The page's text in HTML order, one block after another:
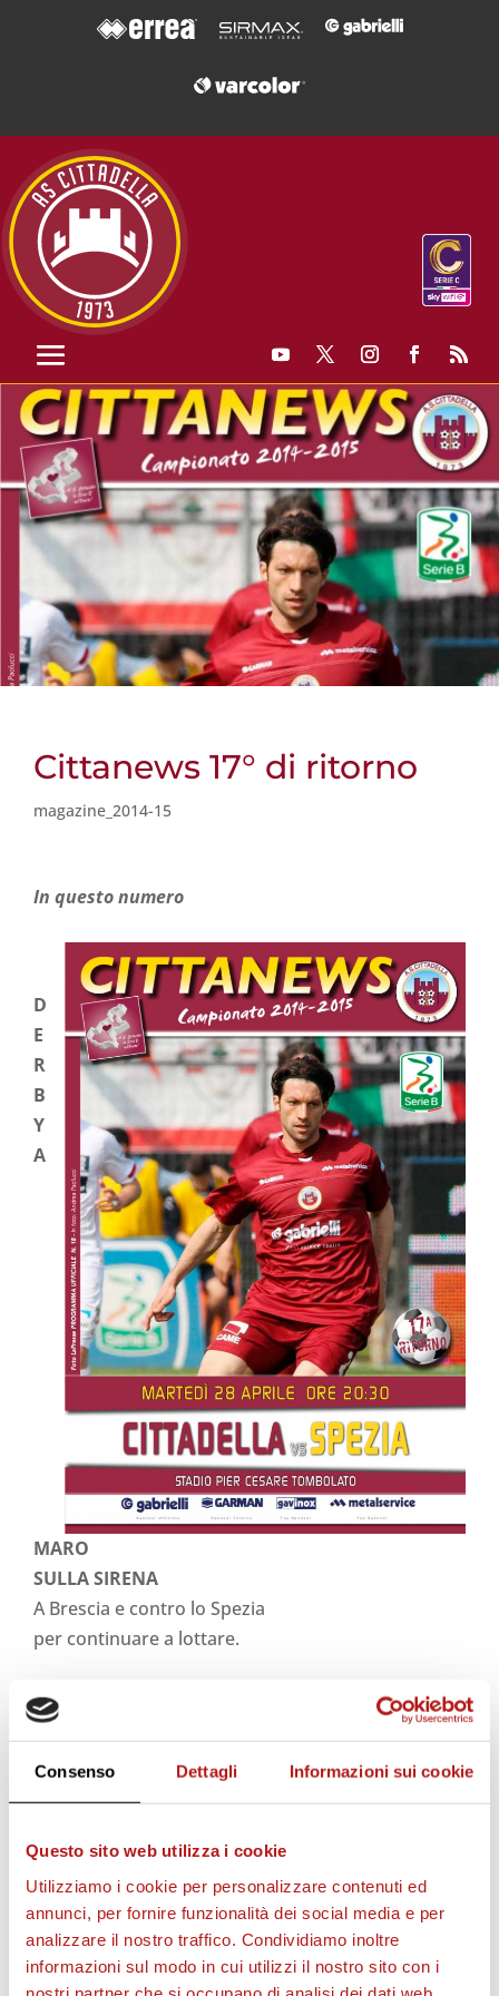
Consenso Dettagli Informazioni sui cookie
Questo sito web utilizza i cookie
Utilizziamo i cookie per personalizzare contenuti ed
annunci, per fornire funzionalità dei social media e per
analizzare il nostro traffico. Condividiamo inoltre
informazioni sul modo in cui utilizzi il nostro sito con i
Cittanews 17° di ritorno
magazine_2014-15
In questonumero
D
E
R
B
Y
A
MARO
SULLA SIRENA
A Brescia e contro lo Spezia
per continuare a lottare.
L’AVVERSARIO SPEZIA
Storia ultracentenaria
del club ligure.
IL POSTER GRANATA
Ritaglia e appendi l’11
del Cittadella.